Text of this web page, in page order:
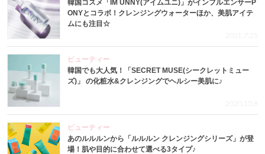
韓国コスメ「IM UNNY(アイムユニ)」がインフルエンサーP
ONYとコラボ！クレンジングウォーターほか、美肌アイテ
ムにも注目☆
2021.7.25
ビューティー
韓国でも大人気！「SECRET MUSE(シークレットミュー
ズ)」 の化粧水&クレンジングでヘルシー美肌に♪
2020.10.8
ビューティー
あのルルルンから「ルルルン クレンジングシリーズ」が登
場！肌や目的に合わせて選べる3タイプ♪